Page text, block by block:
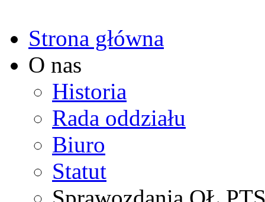
Strona główna
O nas
Historia
Rada oddziału
Biuro
Statut